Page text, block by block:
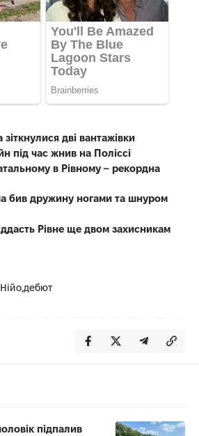
дві вантажівки
під час жнив на Поліссі
в Рівному – рекордна
бив дружину ногами та шнуром
Рівне ще двом захисникам
дебют
підпалив